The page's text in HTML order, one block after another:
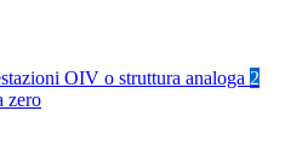
OIV o struttura analoga 2
zero